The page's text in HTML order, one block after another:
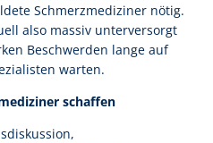
Schmerzmediziner nötig.
also massiv unterversorgt
Beschwerden lange auf
warten.
schaffen